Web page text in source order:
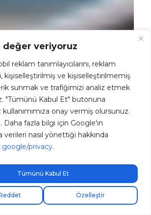
değer veriyoruz
reklam tanımlayıcılarını, reklam
kişiselleştirilmiş ve kişiselleştirilmemiş
sunmak ve trafiğimizi analiz etmek
"Tümünü Kabul Et" butonuna
kullanımımıza onay vermiş olursunuz.
. Daha fazla bilgi için Google'ın
verileri nasıl yönettiği hakkında
privacy.
Özelleştir
Tümünü Kabul Et
Ücretsiz ekspres kargo!